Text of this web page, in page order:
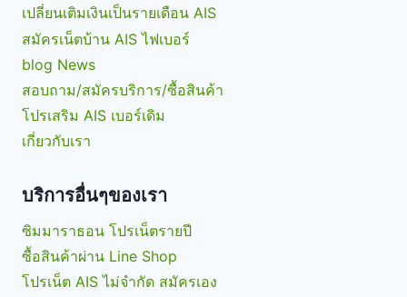
เปลี่ยนเติมเงินเป็นรายเดือน AIS
สมัครเน็ตบ้าน AIS ไฟเบอร์
blog News
สอบถาม/สมัครบริการ/ซื้อสินค้า
โปรเสริม AIS เบอร์เดิม
เกี่ยวกับเรา
บริการอื่นๆของเรา
ซิมมาราธอน โปรเน็ตรายปี
ซื้อสินค้าผ่าน Line Shop
โปรเน็ต AIS ไม่จำกัด สมัครเอง